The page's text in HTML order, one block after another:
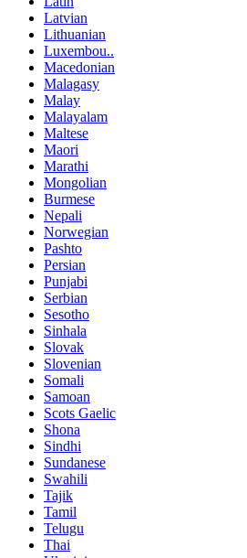
Latvian
Lithuanian
Luxembou..
Macedonian
Malagasy
Malay
Malayalam
Maltese
Maori
Marathi
Mongolian
Burmese
Nepali
Norwegian
Pashto
Persian
Punjabi
Serbian
Sesotho
Sinhala
Slovak
Slovenian
Somali
Samoan
Scots Gaelic
Shona
Sindhi
Sundanese
Swahili
Tajik
Tamil
Telugu
Thai